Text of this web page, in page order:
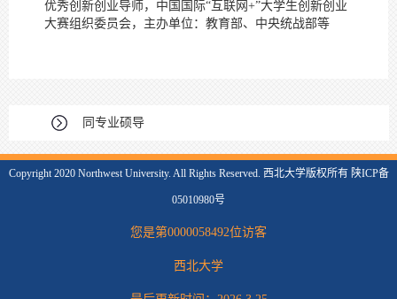
优秀创新创业导师，中国国际“互联网+”大学生创新创业
大赛组织委员会，主办单位：教育部、中央统战部等
同专业硕导
Copyright 2020 Northwest University. All Rights Reserved. 西北大学版权所有 陕ICP备
05010980号
您是第0000058492位访客
西北大学